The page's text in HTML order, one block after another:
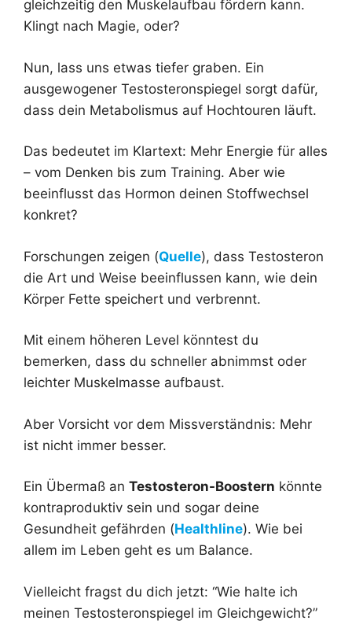
gleichzeitig den Muskelaufbau fördern kann.
Klingt nach Magie, oder?
Nun, lass uns etwas tiefer graben. Ein
ausgewogener Testosteronspiegel sorgt dafür,
dass dein Metabolismus auf Hochtouren läuft.
Das bedeutet im Klartext: Mehr Energie für alles
– vom Denken bis zum Training. Aber wie
beeinflusst das Hormon deinen Stoffwechsel
konkret?
Forschungen zeigen (Quelle), dass Testosteron
die Art und Weise beeinflussen kann, wie dein
Körper Fette speichert und verbrennt.
Mit einem höheren Level könntest du
bemerken, dass du schneller abnimmst oder
leichter Muskelmasse aufbaust.
Aber Vorsicht vor dem Missverständnis: Mehr
ist nicht immer besser.
Ein Übermaß an Testosteron-Boostern könnte
kontraproduktiv sein und sogar deine
Gesundheit gefährden (Healthline). Wie bei
allem im Leben geht es um Balance.
Vielleicht fragst du dich jetzt: “Wie halte ich
meinen Testosteronspiegel im Gleichgewicht?”